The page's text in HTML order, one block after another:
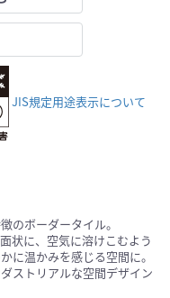
JIS規定用途表示について
のボーダータイル。
状に、空気に溶けこむよう
に温かみを感じる空間に。
ストリアルな空間デザイン